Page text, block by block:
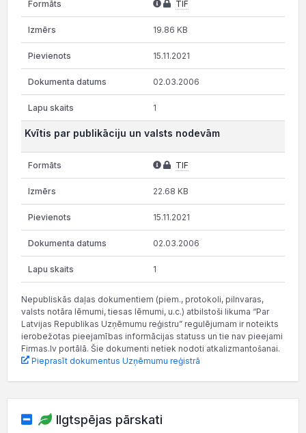
TIF
19.86 KB
15.11.2021
02.03.2006
1
Kvītis par publikāciju un valsts nodevām
TIF
22.68 KB
15.11.2021
02.03.2006
1
Nepubliskās daļas dokumentiem (piem., protokoli, pilnvaras,
valsts notāra lēmumi, tiesas lēmumi, u.c.) atbilstoši likuma “Par
Latvijas Republikas Uzņēmumu reģistru” regulējumam ir noteikts
ierobežotas pieejamības informācijas statuss un tie nav pieejami
Firmas.lv portālā. Šie dokumenti netiek nodoti atkalizmantošanai.
Pieprasīt dokumentus Uzņēmumu reģistrā
Ilgtspējas pārskati